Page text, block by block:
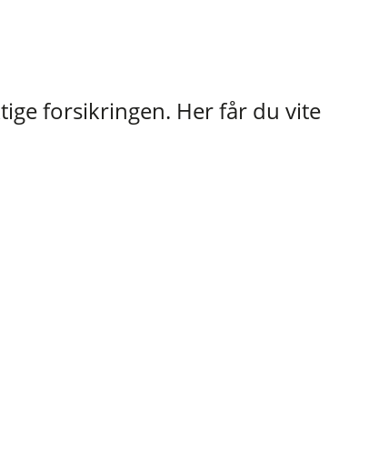
forsikringen. Her får du vite